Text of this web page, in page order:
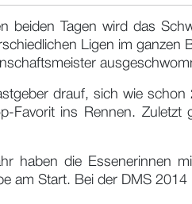
beiden Tagen wird das
Ligen im
drauf, sich wie
Favorit ins Rennen.
haben die Essenerinnen
am Start. Bei der DMS